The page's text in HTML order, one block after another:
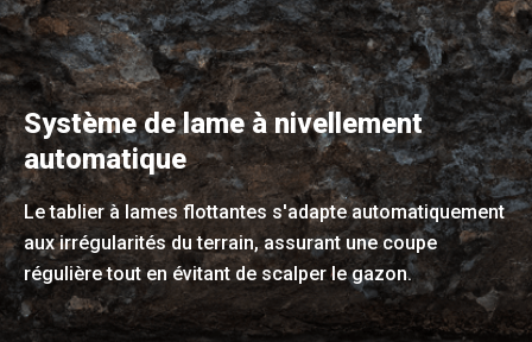
Système de lame à nivellement
automatique
Le tablier à lames flottantes s'adapte automatiquement
aux irrégularités du terrain, assurant une coupe
régulière tout en évitant de scalper le gazon.